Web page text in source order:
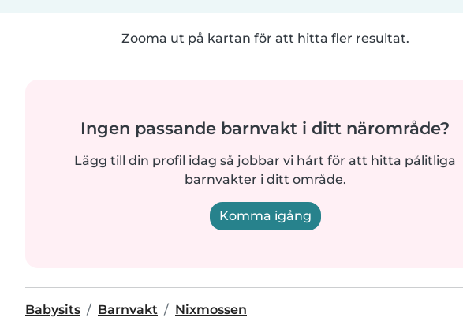
Zooma ut på kartan för att hitta fler resultat.
Ingen passande barnvakt i ditt närområde?
Lägg till din profil idag så jobbar vi hårt för att hitta pålitliga
barnvakter i ditt område.
Komma igång
Babysits Barnvakt Nixmossen